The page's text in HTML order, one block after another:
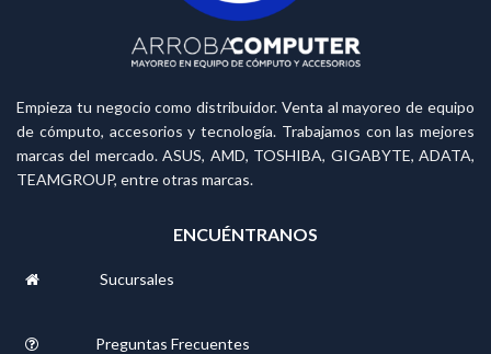
Empieza tu negocio como distribuidor. Venta al mayoreo de equipo
de cómputo, accesorios y tecnología. Trabajamos con las mejores
marcas del mercado. ASUS, AMD, TOSHIBA, GIGABYTE, ADATA,
TEAMGROUP, entre otras marcas.
ENCUÉNTRANOS
Sucursales
Preguntas Frecuentes